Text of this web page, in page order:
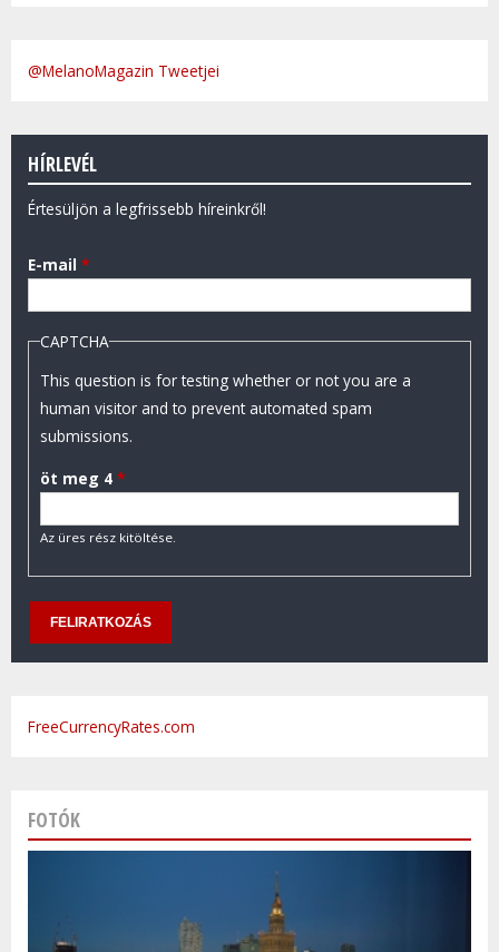
@MelanoMagazin Tweetjei
HÍRLEVÉL
Értesüljön a legfrissebb híreinkről!
E-mail *
CAPTCHA
This question is for testing whether or not you are a
human visitor and to prevent automated spam
submissions.
öt meg 4 *
Az üres rész kitöltése.
FreeCurrencyRates.com
FOTÓK